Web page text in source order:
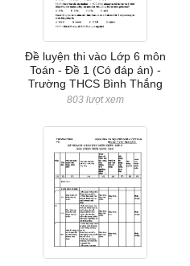
Đề luyện thi vào Lớp 6 môn
Toán - Đề 1 (Có đáp án) -
Trường THCS Bình Thắng
803 lượt xem